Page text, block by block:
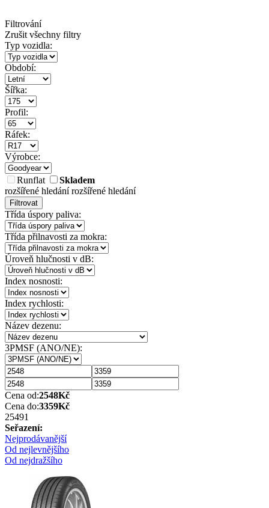
Filtrování
Zrušit všechny filtry
Typ vozidla:
Období:
Šířka:
Profil:
Ráfek:
Výrobce:
Runflat
Skladem
rozšířené hledánírozšířené hledání
Filtrovat
Třída úspory paliva:
Třída přilnavosti za mokra:
Úroveň hlučnosti v dB:
Index nosnosti:
Index rychlosti:
Název dezenu:
3PMSF (ANO/NE):
Cena od:2548Kč
Cena do:3359Kč
25491
Seřazení:
Nejprodávanější
Od nejlevnějšího
Od nejdražšího